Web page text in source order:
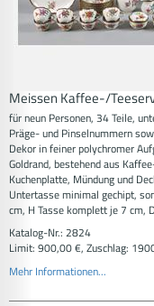
Meissen Kaffee-/
für neun Personen, 34 Teile,
Präge- und Pinselnummern
Dekor in feiner polychromer
Goldrand, bestehend aus
Kuchenplatte, Mündung und
Untertasse minimal gechipt,
cm, H Tasse komplett je 7 cm,
Katalog-Nr.: 2824
Limit: 900,00 €, Zuschlag:
Mehr Informationen...